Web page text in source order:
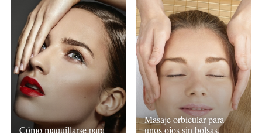
Cómo maquillarse para
Masaje orbicular para
unos ojos sin bolsas,